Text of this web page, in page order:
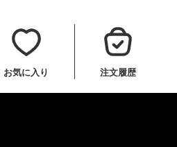
お気に入り 注文履歴